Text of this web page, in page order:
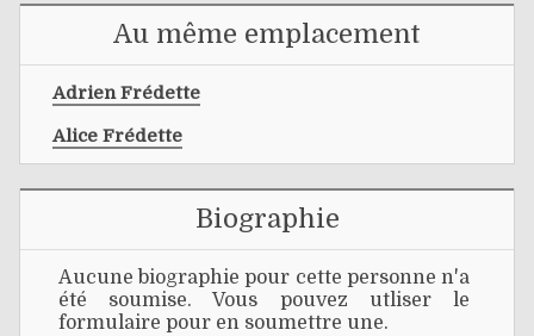
Au même emplacement
Adrien Frédette
Alice Frédette
Biographie
Aucune biographie pour cette personne n'a
été soumise. Vous pouvez utliser le
formulaire pour en soumettre une.